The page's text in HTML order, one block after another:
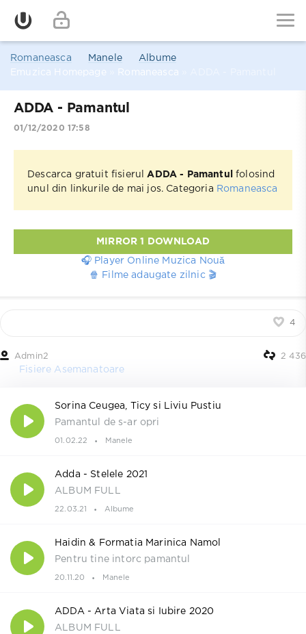
Romaneasca Manele
Albume
Emuzica Homepage
Romaneasca
ADDA - Pamantul
01/12/2020 17:58
Descarca gratuit fisierul ADDA - Pamantul
folosind
unul din linkurile de mai jos. Categoria Romaneasca
MIRROR 1 DOWNLOAD
🎧 Player Online Muzica Nouă
🍿 Filme adaugate zilnic 🎬
4
Admin2 2 436
Fisiere Asemanatoare
Sorina Ceugea, Ticy si Liviu Pustiu
Pamantul de s-ar opri
01.02.22 Manele
Adda - Stelele 2021
ALBUM FULL
22.03.21 Albume
Haidin & Formatia Marinica Namol
Pentru tine intorc pamantul
20.11.20 Manele
ADDA - Arta Viata si Iubire 2020
ALBUM FULL